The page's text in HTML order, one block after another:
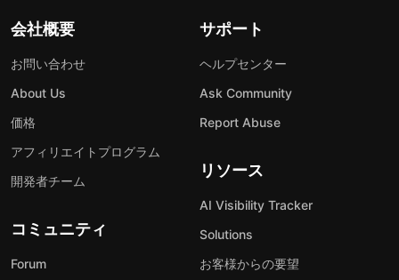
会社概要
お問い合わせ
About Us
価格
アフィリエイトプログラム
開発者チーム
コミュニティ
Forum
サポート
ヘルプセンター
Ask Community
Report Abuse
リソース
AI Visibility Tracker
Solutions
お客様からの要望